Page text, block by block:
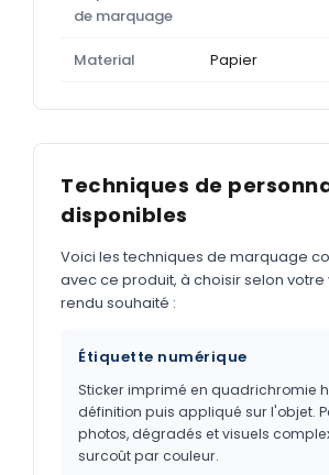
de marquage
Material Papier
Techniques de
disponibles
Voici les techniques de marquage
avec ce produit, à choisir selon votre
rendu souhaité :
Étiquette numérique
Sticker imprimé en quadrichromie
définition puis appliqué sur l'objet.
photos, dégradés et visuels
surcoût par couleur.